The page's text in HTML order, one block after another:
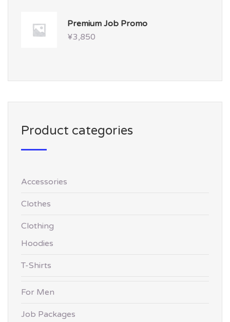
Premium Job Promo
¥3,850
Product categories
Accessories
Clothes
Clothing
Hoodies
T-Shirts
For Men
Job Packages